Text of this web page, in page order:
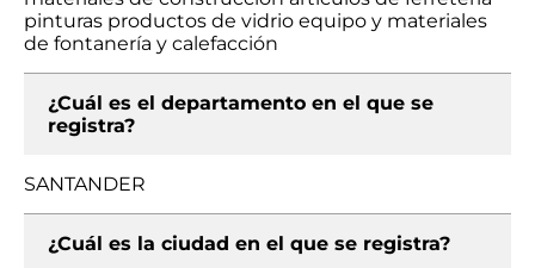
pinturas productos de vidrio equipo y materiales
de fontanería y calefacción
¿Cuál es el departamento en el que se
registra?
SANTANDER
¿Cuál es la ciudad en el que se registra?